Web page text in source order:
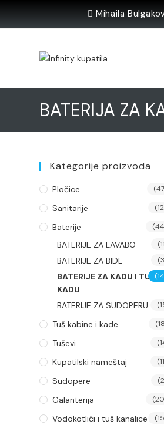
Mihaila
BATERIJA ZA
Kategorije proizvoda
Pločice
Sanitarije
Baterije
BATERIJE ZA LAVABO
BATERIJE ZA BIDE
BATERIJE ZA KADU I TUŠ
KADU
BATERIJE ZA SUDOPERU
Tuš kabine i kade
Tuševi
Kupatilski nameštaj
Sudopere
Galanterija
Vodokotlići i tuš kanalice